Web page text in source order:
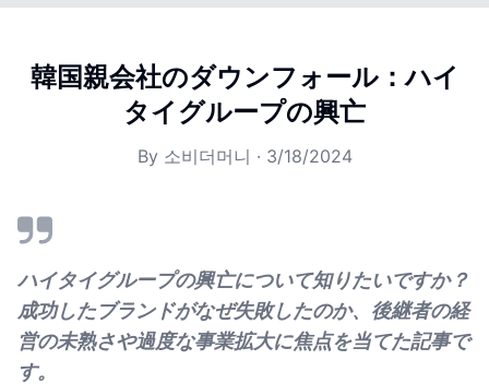
韓国親会社のダウンフォール：ハイ
タイグループの興亡
By 소비더머니 · 3/18/2024
ハイタイグループの興亡について知りたいですか？
成功したブランドがなぜ失敗したのか、後継者の経
営の未熟さや過度な事業拡大に焦点を当てた記事で
す。